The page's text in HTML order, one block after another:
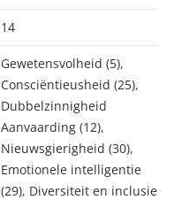
14
Gewetensvolheid (5),
Consciëntieusheid (25),
Dubbelzinnigheid
Aanvaarding (12),
Nieuwsgierigheid (30),
Emotionele intelligentie
(29), Diversiteit en inclusie